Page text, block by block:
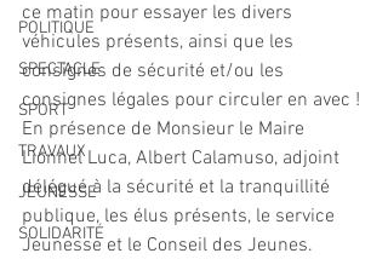
POLITIQUE
SPECTACLE
SPORT
TRAVAUX
JEUNESSE
SOLIDARITÉ
ce matin pour essayer les divers
véhicules présents, ainsi que les
consignes de sécurité et/ou les
consignes légales pour circuler en avec !
En présence de Monsieur le Maire
Lionnel Luca, Albert Calamuso, adjoint
délégué à la sécurité et la tranquillité
publique, les élus présents, le service
Jeunesse et le Conseil des Jeunes.